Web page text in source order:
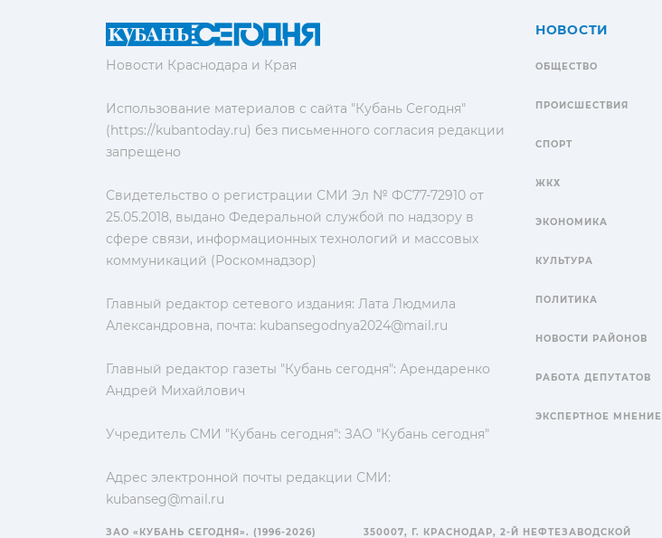
Новости Краснодара и Края
Использование материалов с сайта "Кубань Сегодня"
(https://kubantoday.ru) без письменного согласия редакции
запрещено
Свидетельство о регистрации СМИ Эл № ФС77-72910 от
25.05.2018, выдано Федеральной службой по надзору в
сфере связи, информационных технологий и массовых
коммуникаций (Роскомнадзор)
Главный редактор сетевого издания: Лата Людмила
Александровна, почта: kubansegodnya2024@mail.ru
Главный редактор газеты "Кубань сегодня": Арендаренко
Андрей Михайлович
Учредитель СМИ "Кубань сегодня": ЗАО "Кубань сегодня"
Адрес электронной почты редакции СМИ:
kubanseg@mail.ru
НОВОСТИ
ОБЩЕСТВО
ПРОИСШЕСТВИЯ
СПОРТ
ЖКХ
ЭКОНОМИКА
КУЛЬТУРА
ПОЛИТИКА
НОВОСТИ РАЙОНОВ
РАБОТА ДЕПУТАТОВ
ЭКСПЕРТНОЕ МНЕНИЕ
ЗАО «КУБАНЬ СЕГОДНЯ». (1996-2026)
350007, Г. КРАСНОДАР, 2-Й НЕФТЕЗАВОДСКОЙ